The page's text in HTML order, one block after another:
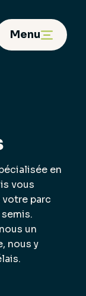
Menu
en
vous
parc
un
nous y